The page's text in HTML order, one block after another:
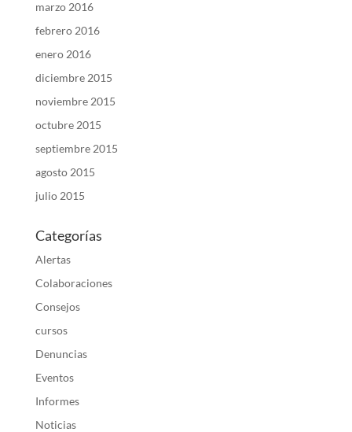
marzo 2016
febrero 2016
enero 2016
diciembre 2015
noviembre 2015
octubre 2015
septiembre 2015
agosto 2015
julio 2015
Categorías
Alertas
Colaboraciones
Consejos
cursos
Denuncias
Eventos
Informes
Noticias